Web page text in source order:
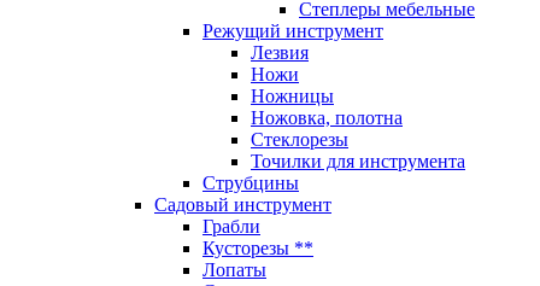
Степлеры мебельные
Режущий инструмент
Лезвия
Ножи
Ножницы
Ножовка, полотна
Стеклорезы
Точилки для инструмента
Струбцины
Садовый инструмент
Грабли
Кусторезы **
Лопаты